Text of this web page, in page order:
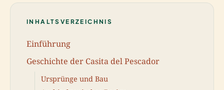
INHALTSVERZEICHNIS
Einführung
Geschichte der Casita del Pescador
Ursprünge und Bau